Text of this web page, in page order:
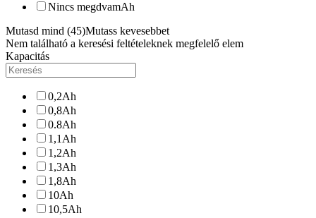
Nincs megdvamAh
Mutasd mind (45)Mutass kevesebbet
Nem található a keresési feltételeknek megfelelő elem
Kapacitás
0,2Ah
0,8Ah
0.8Ah
1,1 Ah
1,2Ah
1,3Ah
1,8Ah
10Ah
10,5Ah